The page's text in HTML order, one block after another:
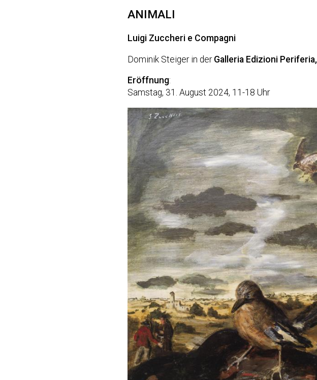
ANIMALI
Luigi Zuccheri e Compagni
Dominik Steiger in der Galleria Edizioni
Eröffnung:
Samstag, 31. August 2024, 11-18 Uhr